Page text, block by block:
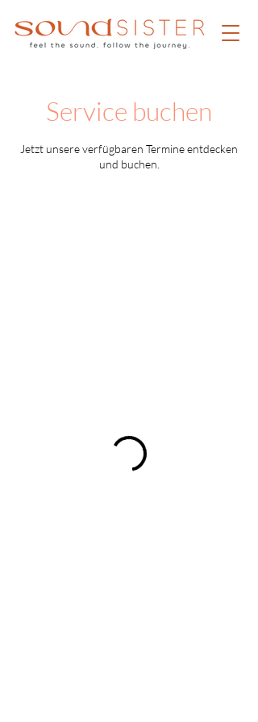
Service buchen
Jetzt unsere verfügbaren Termine entdecken
und buchen.